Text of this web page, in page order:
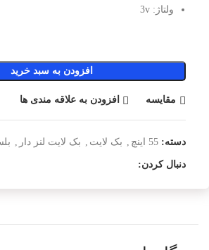
ولتاژ: 3v
افزودن به سبد خرید
مقایسه افزودن به علاقه مندی ها
دسته: 55 اینچ بک لایت بک لایت لنز دار
دنبال کردن: